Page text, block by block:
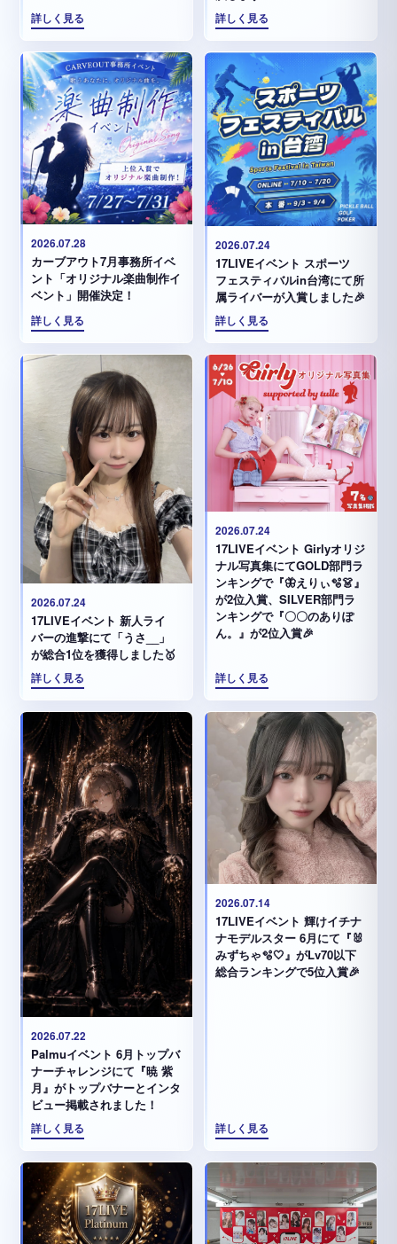
詳しく見る 詳しく見る
2026.07.28
カーブアウト7月事務所イベ
ント「オリジナル楽曲制作イ
ベント」開催決定！
詳しく見る
2026.07.24
17LIVEイベント スポーツ
フェスティバルin台湾にて所
属ライバーが入賞しました🎉
詳しく見る
2026.07.24
17LIVEイベント 新人ライ
バーの進撃にて「うさ__」
が総合1位を獲得しました🥇
詳しく見る
2026.07.24
17LIVEイベント Girlyオリジ
ナル写真集にてGOLD部門ラ
ンキングで『🦋えりぃ🫧👗』
が2位入賞、SILVER部門ラ
ンキングで『〇〇のありぽ
ん。』が2位入賞🎉
詳しく見る
2026.07.22
Palmuイベント 6月トップバ
ナーチャレンジにて『暁 紫
月』がトップバナーとインタ
ビュー掲載されました！
詳しく見る
2026.07.14
17LIVEイベント 輝けイチナ
ナモデルスター 6月にて『🐰
みずちゃ️🫧🤍』がLv70以下
総合ランキングで5位入賞🎉
詳しく見る